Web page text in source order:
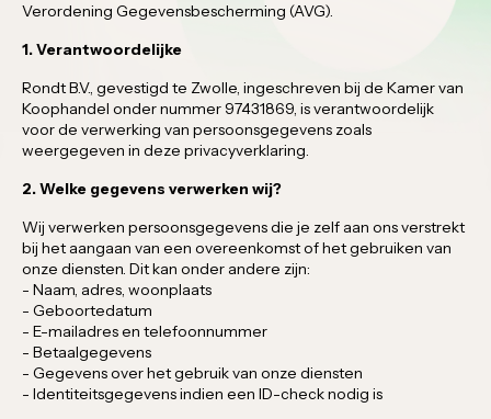
Verordening Gegevensbescherming (AVG).
1. Verantwoordelijke
Rondt B.V., gevestigd te Zwolle, ingeschreven bij de Kamer van
Koophandel onder nummer 97431869, is verantwoordelijk
voor de verwerking van persoonsgegevens zoals
weergegeven in deze privacyverklaring.
2. Welke gegevens verwerken wij?
Wij verwerken persoonsgegevens die je zelf aan ons verstrekt
bij het aangaan van een overeenkomst of het gebruiken van
onze diensten. Dit kan onder andere zijn:
- Naam, adres, woonplaats
- Geboortedatum
- E-mailadres en telefoonnummer
- Betaalgegevens
- Gegevens over het gebruik van onze diensten
- Identiteitsgegevens indien een ID-check nodig is